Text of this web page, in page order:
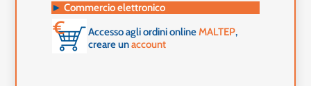
► Commercio elettronico
Accesso agli ordini onlineMALTEP,
creare unaccount